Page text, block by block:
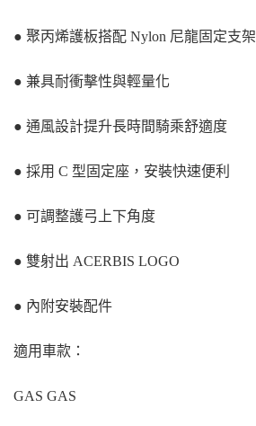
● 聚丙烯護板搭配 Nylon 尼龍固定支架
● 兼具耐衝擊性與輕量化
● 通風設計提升長時間騎乘舒適度
● 採用 C 型固定座，安裝快速便利
● 可調整護弓上下角度
● 雙射出 ACERBIS LOGO
● 內附安裝配件
適用車款：
GAS GAS